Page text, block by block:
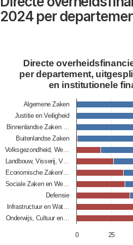
2024 per
Directe overheidsfinanciering
Bar chart with 2 data series.
View as data table, Directe
The chart has 1 X axis displaying
The chart has 1 Y axis
Directe
per departement,
en institutionele
0 25
Algemene Zaken
Justitie en Veiligheid
Binnenlandse Zaken …
Buitenlandse Zaken
Volksgezondheid, We…
Landbouw, Visserij, V…
Economische Zaken/…
Sociale Zaken en We…
Defensie
Infrastructuur en Wat…
Onderwijs, Cultuur en…